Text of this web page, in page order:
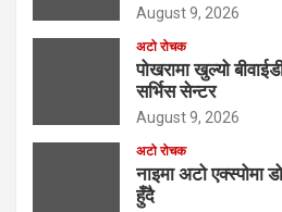
August 9, 2026
अटो रोचक
पोखरामा खुल्यो
सर्भिस सेन्टर
August 9, 2026
अटो रोचक
नाइमा अटो
हुँदै